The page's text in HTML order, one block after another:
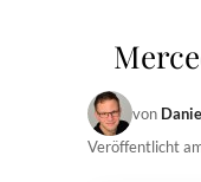
von
Veröffentlicht